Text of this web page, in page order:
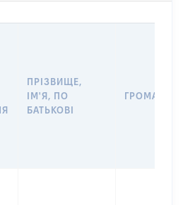
ПРІЗВИЩЕ,
ІМ'Я, ПО
БАТЬКОВІ